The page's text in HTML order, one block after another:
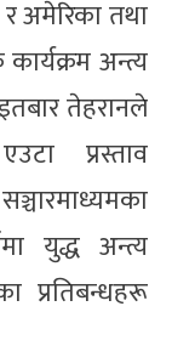
अमेरिका तथा
अन्त्य
तेहरानले
प्रस्ताव
युद्ध अन्त्य
प्रतिबन्धहरू